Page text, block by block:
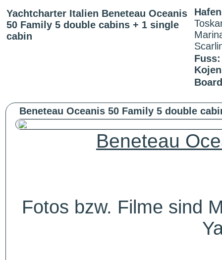
Yachtcharter Italien Beneteau Oceanis
50 Family 5 double cabins + 1 single
cabin
Fuss:
Beneteau Oceanis 50 Family 5 double
Beneteau
Fotos bzw. Filme sind